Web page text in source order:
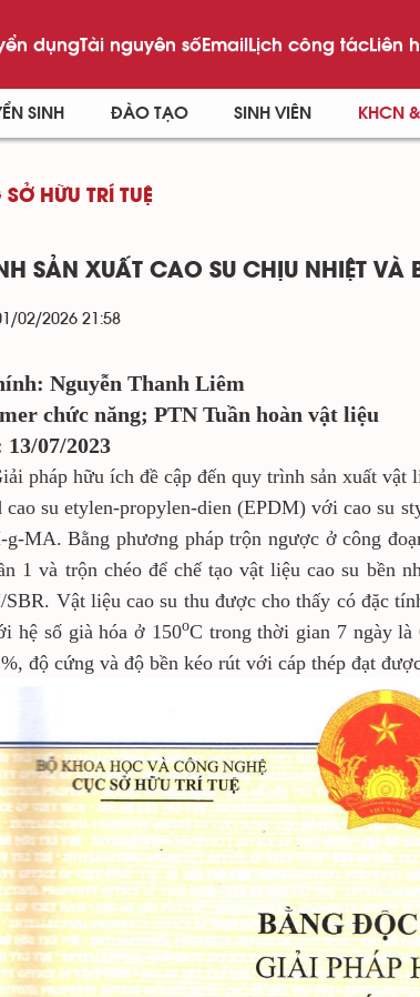
dụngTài nguyên sốEmailLịch công tácLiên
SINH ĐÀO TẠO SINH VIÊN KHCN
HỮU TRÍ TUỆ
SẢN XUẤT CAO SU CHỊU NHIỆT VÀ
02/2026 21:58
Nguyễn Thanh Liêm
chức năng; PTN Tuần hoàn vật liệu
13/07/2023
pháp hữu ích đề cập đến quy trình sản xuất vật
cao su etylen-propylen-dien (EPDM) với cao su
g-MA. Bằng phương pháp trộn ngược ở công
1 và trộn chéo để chế tạo vật liệu cao su bền
Vật liệu cao su thu được cho thấy có đặc
hệ số già hóa ở 150oC trong thời gian 7 ngày
độ cứng và độ bền kéo rút với cáp thép đạt